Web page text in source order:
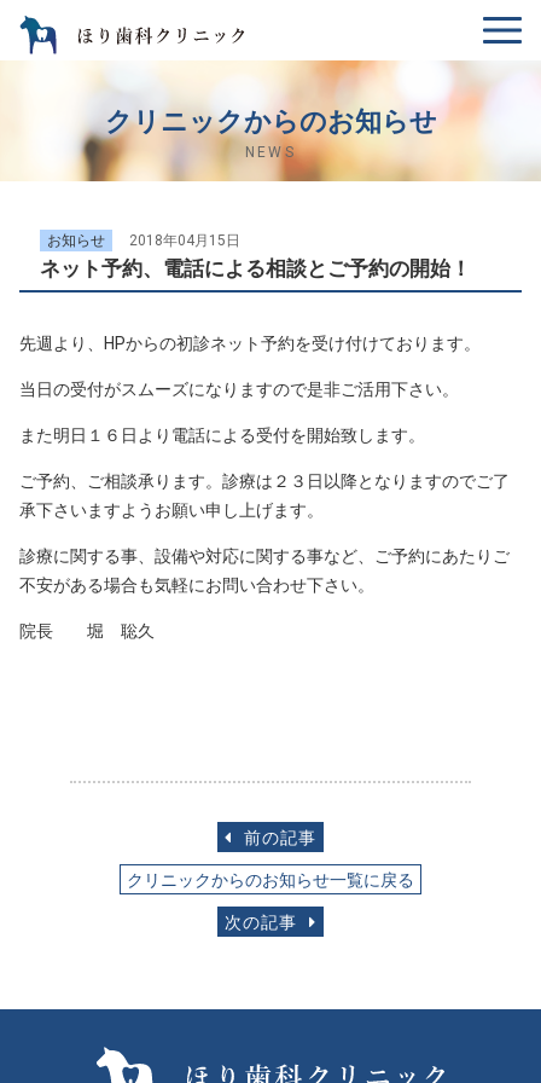
クリニックからのお知らせ
NEWS
お知らせ 2018年04月15日
ネット予約、電話による相談とご予約の開始！
先週より、HPからの初診ネット予約を受け付けております。
当日の受付がスムーズになりますので是非ご活用下さい。
また明日１６日より電話による受付を開始致します。
ご予約、ご相談承ります。診療は２３日以降となりますのでご了
承下さいますようお願い申し上げます。
診療に関する事、設備や対応に関する事など、ご予約にあたりご
不安がある場合も気軽にお問い合わせ下さい。
院長 堀 聡久
前の記事
クリニックからのお知らせ一覧に戻る
次の記事